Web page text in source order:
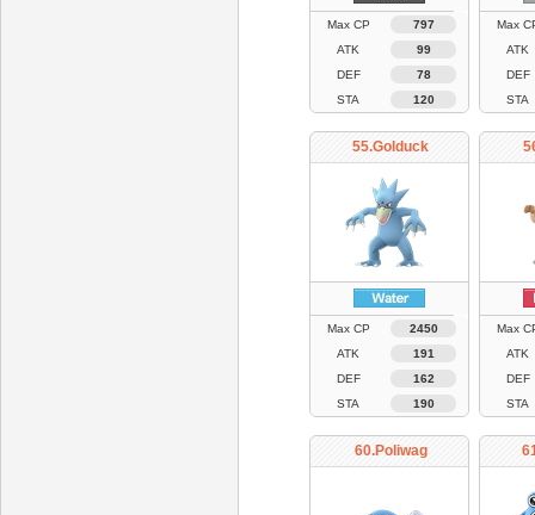
Max CP
797
ATK
99
DEF
78
STA
120
Max
ATK
DEF
STA
55.Golduck
Max CP
2450
ATK
191
DEF
162
STA
190
Max
ATK
DEF
STA
60.Poliwag